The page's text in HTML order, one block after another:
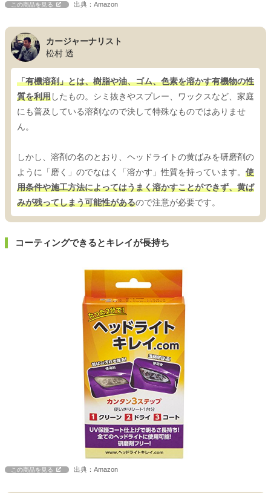
この商品を見る 出典：Amazon
カージャーナリスト
松村 透
「有機溶剤」とは、樹脂や油、ゴム、色素を溶かす有機物の性
質を利用したもの。シミ抜きやスプレー、ワックスなど、家庭
にも普及している溶剤なので決して特殊なものではありませ
ん。
しかし、溶剤の名のとおり、ヘッドライトの黄ばみを研磨剤の
ように「磨く」のでなはく「溶かす」性質を持っています。 使
用条件や施工方法によってはうまく溶かすことができず、黄ば
みが残ってしまう可能性があるので注意が必要です。
コーティングできるとキレイが長持ち
この商品を見る 出典：Amazon